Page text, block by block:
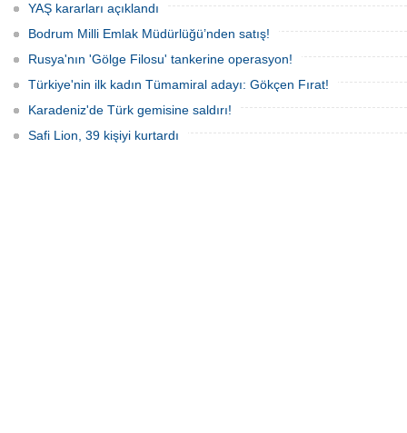
YAŞ kararları açıklandı
Bodrum Milli Emlak Müdürlüğü’nden satış!
Rusya'nın 'Gölge Filosu' tankerine operasyon!
Türkiye'nin ilk kadın Tümamiral adayı: Gökçen Fırat!
Karadeniz'de Türk gemisine saldırı!
Safi Lion, 39 kişiyi kurtardı